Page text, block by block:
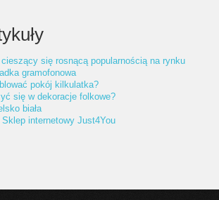
cieszący się rosnącą popularnością na rynku
gramofonowa
pokój kilkulatka?
się w dekoracje folkowe?
biała
internetowy Just4You